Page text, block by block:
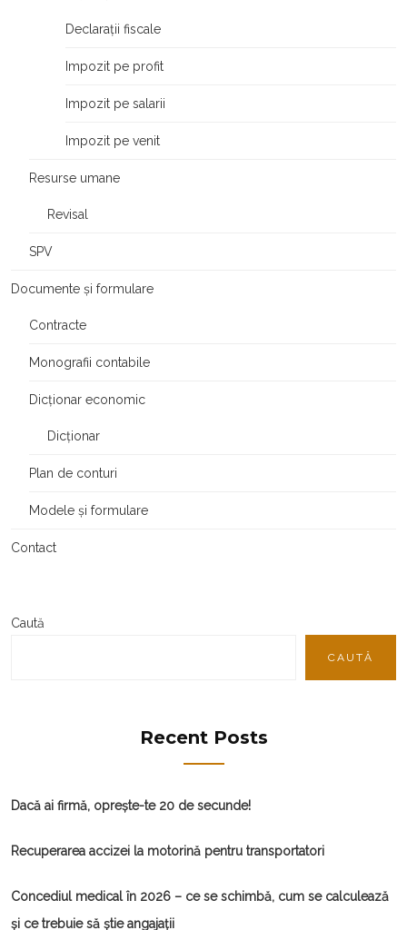
Declarații fiscale
Impozit pe profit
Impozit pe salarii
Impozit pe venit
Resurse umane
Revisal
SPV
Documente și formulare
Contracte
Monografii contabile
Dicționar economic
Dicționar
Plan de conturi
Modele și formulare
Contact
Caută
CAUTĂ
Recent Posts
Dacă ai firmă, oprește-te 20 de secunde!
Recuperarea accizei la motorină pentru transportatori
Concediul medical în 2026 – ce se schimbă, cum se calculează
și ce trebuie să știe angajații